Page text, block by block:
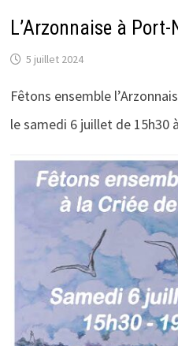
L’Arzonnaise à
5 juillet 2024
Fêtons ensemble
le samedi 6 juillet de 15h30